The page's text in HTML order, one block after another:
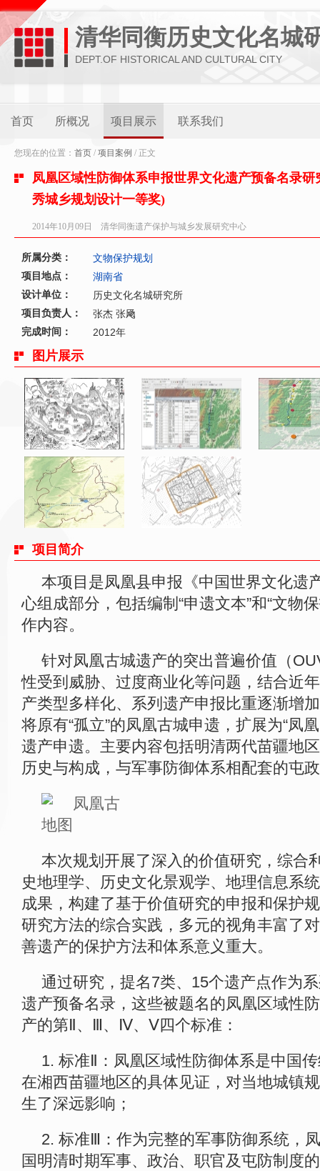
清华同衡历史文化名城
DEPT.OF HISTORICAL AND CULTURAL CITY
首页 所概况 项目展示 联系我们
您现在的位置： 首页 / 项目案例 / 正文
凤凰区域性防御体系申报世界文化遗产预备名录研
秀城乡规划设计一等奖)
2014年10月09日 清华同衡遗产保护与城乡发展研究中心
所属分类： 文物保护规划
项目地点： 湖南省
设计单位： 历史文化名城研究所
项目负责人： 张杰 张飏
完成时间： 2012年
图片展示
项目简介
本项目是凤凰县申报《中国世界文化遗
心组成部分，包括编制“申遗文本”和“文物
作内容。
针对凤凰古城遗产的突出普遍价值（
性受到威胁、过度商业化等问题，结合近
产类型多样化、系列遗产申报比重逐渐增
将原有“孤立”的凤凰古城申遗，扩展为“凤
遗产申遗。主要内容包括明清两代苗疆地
历史与构成，与军事防御体系相配套的屯
本次规划开展了深入的价值研究，综合
史地理学、历史文化景观学、地理信息系
成果，构建了基于价值研究的申报和保护
研究方法的综合实践，多元的视角丰富了
善遗产的保护方法和体系意义重大。
通过研究，提名7类、15个遗产点作为
遗产预备名录，这些被题名的凤凰区域性
产的第Ⅱ、Ⅲ、Ⅳ、Ⅴ四个标准：
1. 标准Ⅱ：凤凰区域性防御体系是中国
在湘西苗疆地区的具体见证，对当地城镇
生了深远影响；
2. 标准Ⅲ：作为完整的军事防御系统，
国明清时期军事、政治、职官及屯防制度